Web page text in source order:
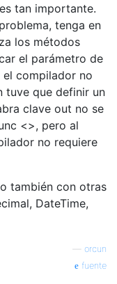
tan importante.
tenga en
los métodos
el parámetro de
el compilador no
tuve que definir un
clave out no se
<>, pero al
no requiere
también con otras
DateTime,
orcun
fuente